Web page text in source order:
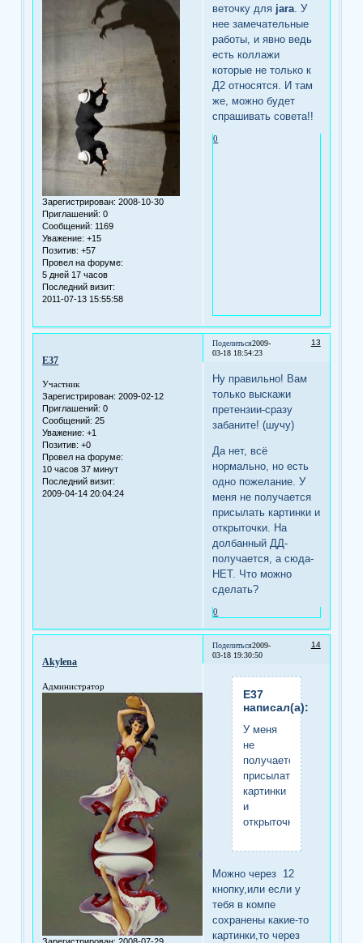
Зарегистрирован: 2008-10-30
Приглашений: 0
Сообщений: 1169
Уважение: +15
Позитив: +57
Провел на форуме:
5 дней 17 часов
Последний визит:
2011-07-13 15:55:58
веточку для jara . У
нее замечательные
работы, и явно ведь
есть коллажи
которые не только к
Д2 относятся. И там
же, можно будет
спрашивать совета!!
0
Поделиться 13
2009-
03-18 18:54:23
Е37
Участник
Зарегистрирован: 2009-02-12
Приглашений: 0
Сообщений: 25
Уважение: +1
Позитив: +0
Провел на форуме:
10 часов 37 минут
Последний визит:
2009-04-14 20:04:24
Ну правильно! Вам
только выскажи
претензии-сразу
забаните! (шучу)
Да нет, всё
нормально, но есть
одно пожелание. У
меня не получается
присылать картинки и
открыточки. На
долбанный ДД-
получается, а сюда-
НЕТ. Что можно
сделать?
0
Поделиться 14
2009-
03-18 19:30:50
Akylena
Администратор
Е37
написал(а):
У меня
не
получается
присылать
картинки
и
открыточки
Можно через 12
кнопку,или если у
тебя в компе
сохранены какие-то
картинки,то через